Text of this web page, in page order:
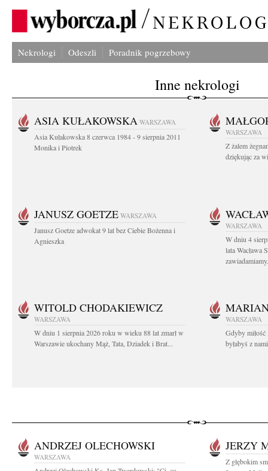
Nekrologi Odeszli Poradnik pogrzebowy
Inne nekrologi
ASIA KUŁAKOWSKA WARSZAWA
Asia Kułakowska 8 czerwca 1984 - 9 sierpnia 2011
Monika i Piotrek
WARSZAWA
Z żalem
dziękując za
JANUSZ GOETZE WARSZAWA
Janusz Goetze adwokat 9 lat bez Ciebie Bożenna i
Agnieszka
WARSZAWA
W dniu 4
lata Wacława
WITOLD CHODAKIEWICZ
WARSZAWA
W dniu 1 sierpnia 2026 roku w wieku 88 lat zmarł w
Warszawie ukochany Mąż, Tata, Dziadek i Brat...
WARSZAWA
Gdyby miłość
byłabyś z
ANDRZEJ OLECHOWSKI
WARSZAWA
JERZY
Z głębokim